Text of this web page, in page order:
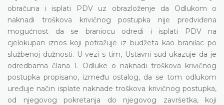
obračuna i isplati PDV uz obrazloženje da Odlukom o
naknadi troškova krivičnog postupka nije predviđena
mogućnost da se braniocu odredi i isplati PDV na
cjelokupan iznos koji potražuje iz budžeta kao branilac po
službenoj dužnosti. U vezi s tim, Ustavni sud ukazuje da je
odredbama člana 1. Odluke o naknadi troškova krivičnog
postupka propisano, između ostalog, da se tom odlukom
uređuje način isplate naknade troškova krivičnog postupka,
od njegovog pokretanja do njegovog završetka, koji